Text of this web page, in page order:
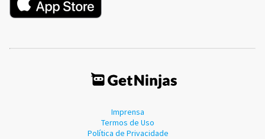
Imprensa
Termos de Uso
Política de Privacidade